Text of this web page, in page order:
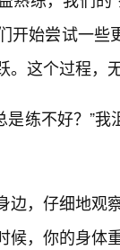
开始尝试一
。这个过程，
是练不好？”
边，仔细地观
候，你的身体